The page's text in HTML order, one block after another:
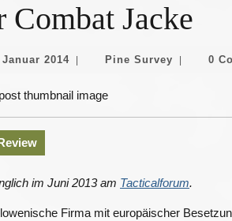
Jacke
Januar 201417.
2014
Pine Survey Pine
0
im Juni 2013 am Tacticalforum.
Firma mit europäischer